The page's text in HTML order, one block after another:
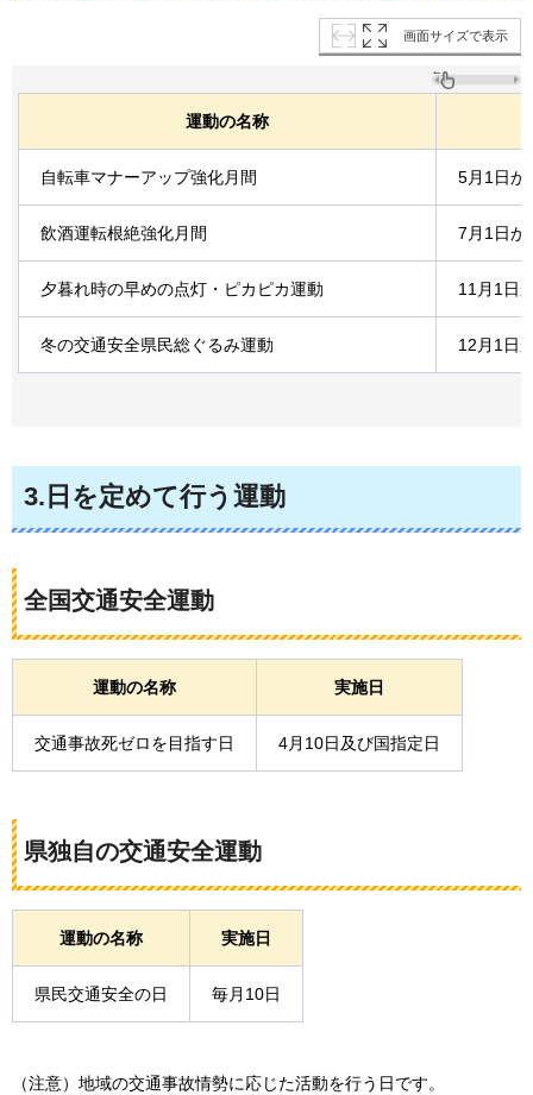
画面サイズで表示
運動の名称
自転車マナーアップ強化月間 5月1日か
飲酒運転根絶強化月間 7月1日か
夕暮れ時の早めの点灯・ピカピカ運動 11月1日
冬の交通安全県民総ぐるみ運動 12月1日
3.日を定めて行う運動
全国交通安全運動
運動の名称 実施日
交通事故死ゼロを目指す日 4月10日及び国指定日
県独自の交通安全運動
運動の名称 実施日
県民交通安全の日 毎月10日
（注意）地域の交通事故情勢に応じた活動を行う日です。